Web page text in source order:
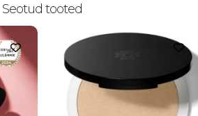
Seotud tooted